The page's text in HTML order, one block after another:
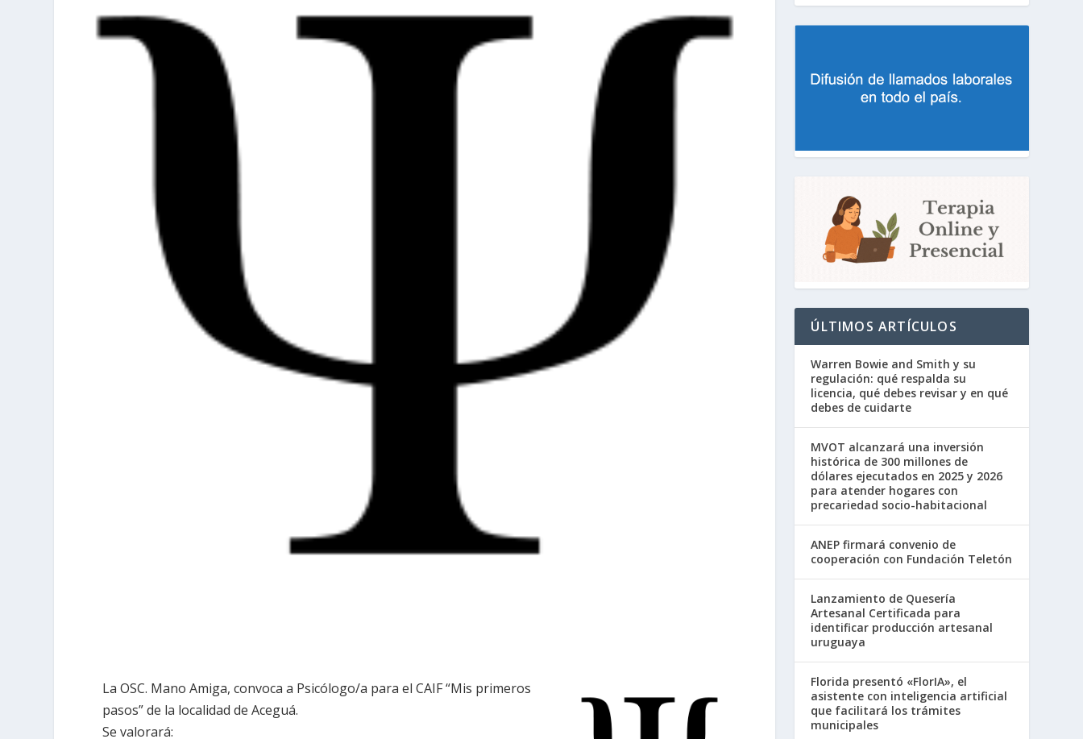
La OSC. Mano Amiga, convoca a Psicólogo/a para el CAIF “Mis primeros
pasos” de la localidad de Aceguá.
Se valorará:
ÚLTIMOS ARTÍCULOS
Warren Bowie and Smith y su
regulación: qué respalda su
licencia, qué debes revisar y en qué
debes de cuidarte
MVOT alcanzará una inversión
histórica de 300 millones de
dólares ejecutados en 2025 y 2026
para atender hogares con
precariedad socio-habitacional
ANEP firmará convenio de
cooperación con Fundación Teletón
Lanzamiento de Quesería
Artesanal Certificada para
identificar producción artesanal
uruguaya
Florida presentó «FlorIA», el
asistente con inteligencia artificial
que facilitará los trámites
municipales